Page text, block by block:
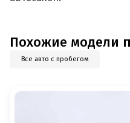
Похожие модели
Все авто с пробегом